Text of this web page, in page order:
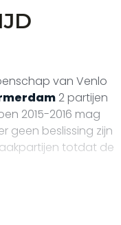
van Venlo
2 partijen
2015-2016 mag
geen beslissing zijn
totdat de